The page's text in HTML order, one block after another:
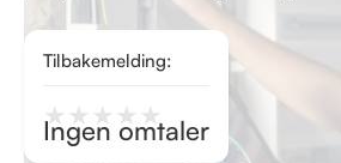
Tilbakemelding:
★ ★ ★ ★ ★
Ingen omtaler